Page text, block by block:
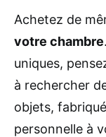
Achetez de
votre chambre
uniques,
à rechercher
objets,
personnelle à